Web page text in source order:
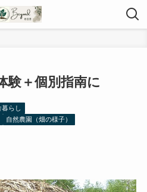
験＋個別指南に
暮らし
自然農園（畑の様子）